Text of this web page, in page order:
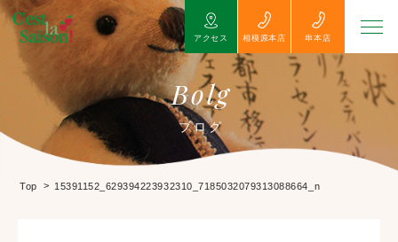
アクセス 相模原本店 串本店
Bolg
ブログ
Top > 15391152_629394223932310_7185032079313088664_n